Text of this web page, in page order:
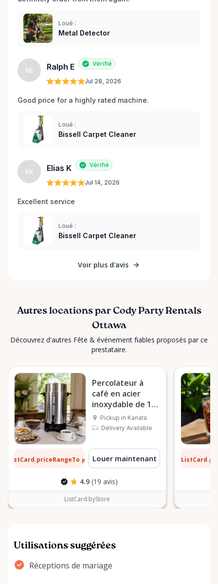
Loué :
Metal Detector
RE Ralph E Vérifié
Jul 28, 2026
Good price for a highly rated machine.
Loué :
Bissell Carpet Cleaner
EK Elias K Vérifié
Jul 14, 2026
Excellent service
Loué :
Bissell Carpet Cleaner
Voir plus d'avis
Autres locations par Cody Party Rentals
Ottawa
Découvrez d'autres Fête & événement fiables proposés par ce
prestataire.
Percolateur à
café en acier
inoxydable de 100
tasses
Pickup in Kanata
Delivery Available
ListCard.priceRangeTo par jourLouer maintenant
4.9 (19 avis)
ListCard.byStore
0,10 $
Utilisations suggérées
Réceptions de mariage